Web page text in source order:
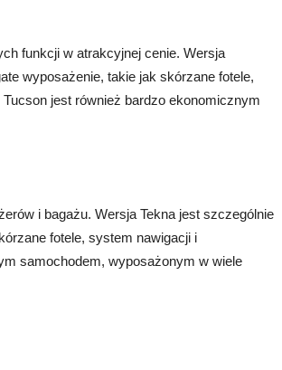
funkcji w atrakcyjnej cenie. Wersja
wyposażenie, takie jak skórzane fotele,
jest również bardzo ekonomicznym
i bagażu. Wersja Tekna jest szczególnie
fotele, system nawigacji i
samochodem, wyposażonym w wiele